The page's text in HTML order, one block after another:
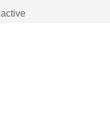
active